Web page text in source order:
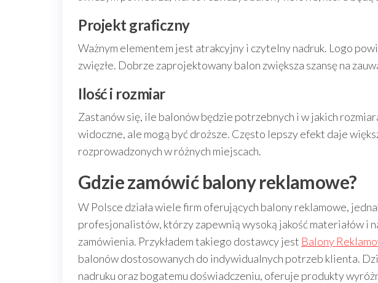
Projekt graficzny
Ważnym elementem jest atrakcyjny i czytelny nadruk. Logo
zwięzłe. Dobrze zaprojektowany balon zwiększa szansę na
Ilość i rozmiar
Zastanów się, ile balonów będzie potrzebnych i w jakich
widoczne, ale mogą być droższe. Często lepszy efekt daje
rozprowadzonych w różnych miejscach.
Gdzie zamówić balony reklamowe?
W Polsce działa wiele firm oferujących balony reklamowe,
profesjonalistów, którzy zapewnią wysoką jakość materiałów i
zamówienia. Przykładem takiego dostawcy jest Balony
balonów dostosowanych do indywidualnych potrzeb klienta.
nadruku oraz bogatemu doświadczeniu, oferuje produkty